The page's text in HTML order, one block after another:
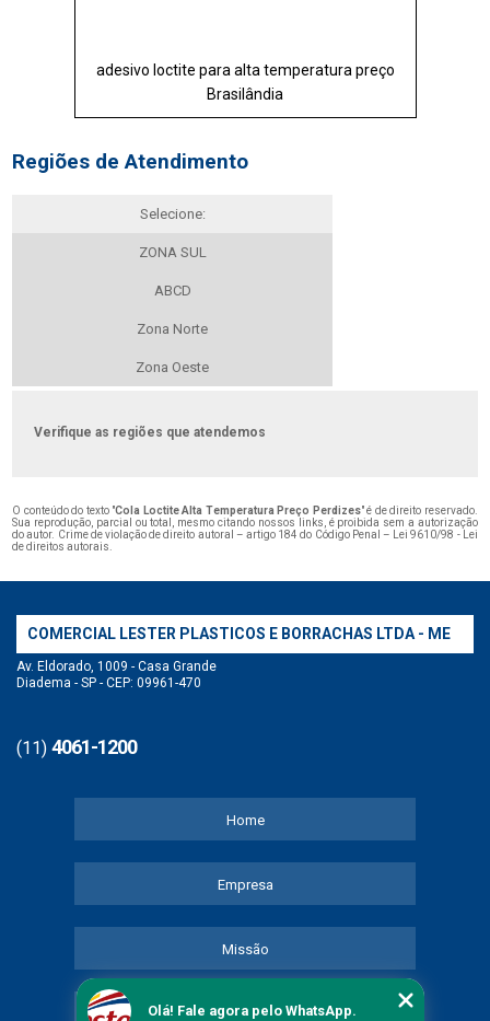
adesivo loctite para alta temperatura preço
Brasilândia
Regiões de Atendimento
Selecione:
ZONA SUL
ABCD
Zona Norte
Zona Oeste
Verifique as regiões que atendemos
O conteúdo do texto "Cola Loctite Alta Temperatura Preço Perdizes" é de direito reservado.
Sua reprodução, parcial ou total, mesmo citando nossos links, é proibida sem a autorização
do autor. Crime de violação de direito autoral – artigo 184 do Código Penal – Lei 9610/98 - Lei
de direitos autorais.
COMERCIAL LESTER PLASTICOS E BORRACHAS LTDA - ME
Av. Eldorado, 1009 - Casa Grande
Diadema - SP - CEP: 09961-470
(11) 4061-1200
Home
Empresa
Missão
Serviços
Olá! Fale agora pelo WhatsApp.